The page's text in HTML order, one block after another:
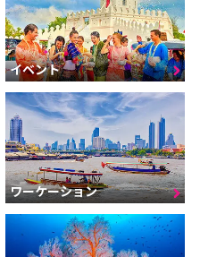
イベント
ワーケーション